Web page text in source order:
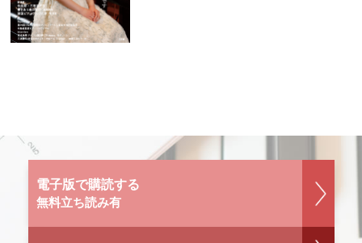
電子版で購読する
無料立ち読み有